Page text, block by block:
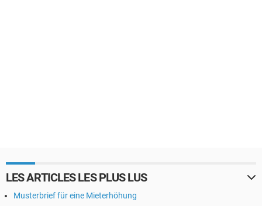
LES ARTICLES LES PLUS LUS
Musterbrief für eine Mieterhöhung